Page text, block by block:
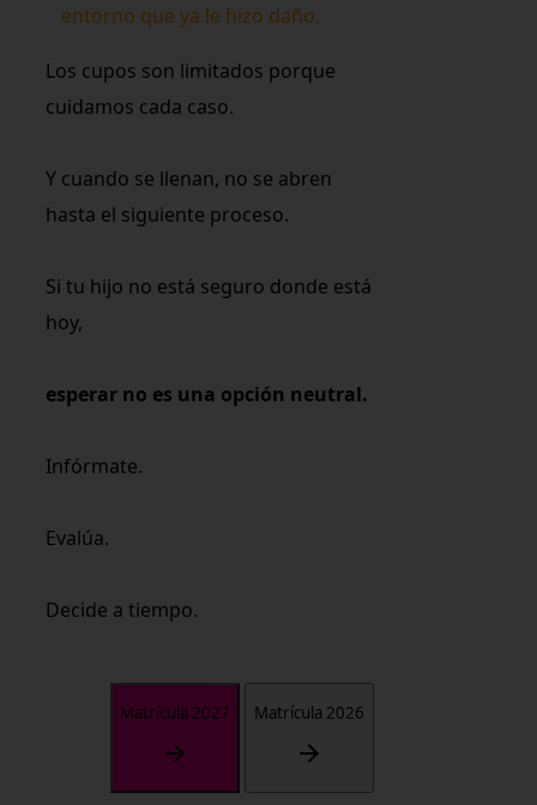
entorno que ya le hizo daño.
Los cupos son limitados porque
cuidamos cada caso.
Y cuando se llenan, no se abren
hasta el siguiente proceso.
Si tu hijo no está seguro donde está
hoy,
esperar no es una opción neutral.
Infórmate.
Evalúa.
Decide a tiempo.
Matrícula 2027 Matrícula 2026